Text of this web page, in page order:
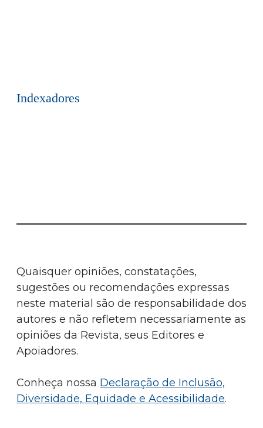
Indexadores
Quaisquer opiniões, constatações,
sugestões ou recomendações expressas
neste material são de responsabilidade dos
autores e não refletem necessariamente as
opiniões da Revista, seus Editores e
Apoiadores.
Conheça nossa Declaração de Inclusão,
Diversidade, Equidade e Acessibilidade.